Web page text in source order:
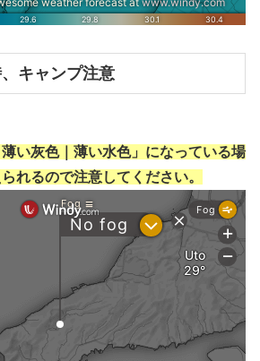
キャンプ注意
い灰色｜薄い水色」になっている場
れるので注意してください。